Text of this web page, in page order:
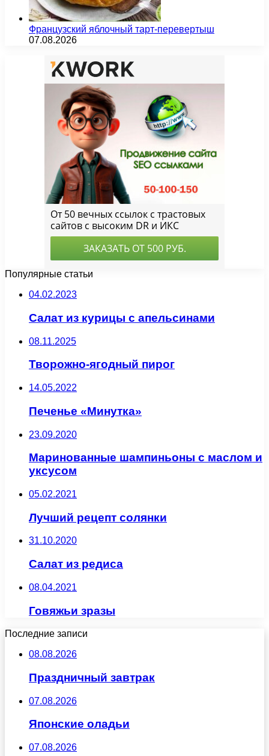
Французский яблочный тарт-перевертыш
07.08.2026
Популярные статьи
04.02.2023
Салат из курицы с апельсинами
08.11.2025
Творожно-ягодный пирог
14.05.2022
Печенье «Минутка»
23.09.2020
Маринованные шампиньоны с маслом и
уксусом
05.02.2021
Лучший рецепт солянки
31.10.2020
Салат из редиса
08.04.2021
Говяжьи зразы
Последние записи
08.08.2026
Праздничный завтрак
07.08.2026
Японские оладьи
07.08.2026